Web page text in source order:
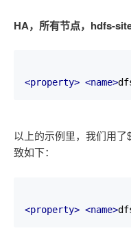
HA，所有节点，hdfs-
<property> <name>
以上的示例里，我们用
致如下：
<property> <name>